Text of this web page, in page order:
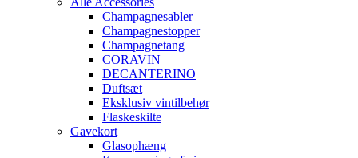
Champagnesabler
Champagnestopper
Champagnetang
CORAVIN
DECANTERINO
Duftsæt
Eksklusiv vintilbehør
Flaskeskilte
Gavekort
Glasophæng